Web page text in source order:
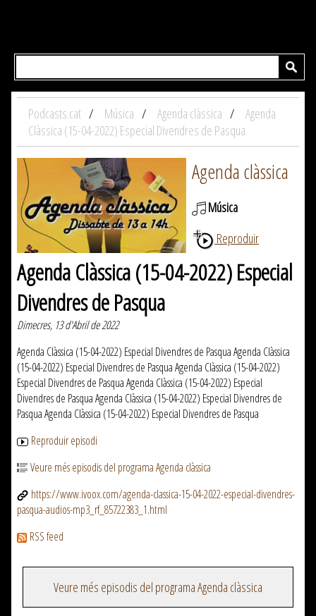
Podcasts.cat Música Agenda clàssica
Agenda
Clàssica (15-04-2022) Especial Divendres de Pasqua
Agenda clàssica
Música
Reproduir
Agenda Clàssica (15-04-2022) Especial
Divendres de Pasqua
Dimecres, 13 d'Abril de 2022
Agenda Clàssica (15-04-2022) Especial Divendres de Pasqua Agenda Clàssica
(15-04-2022) Especial Divendres de Pasqua Agenda Clàssica (15-04-2022)
Especial Divendres de Pasqua Agenda Clàssica (15-04-2022) Especial
Divendres de Pasqua Agenda Clàssica (15-04-2022) Especial Divendres de
Pasqua Agenda Clàssica (15-04-2022) Especial Divendres de Pasqua
Reproduir episodi
Veure més episodis del programa Agenda clàssica
https://www.ivoox.com/agenda-classica-15-04-2022-especial-divendres-
pasqua-audios-mp3_rf_85722383_1.html
RSS feed
Veure més episodis del programa Agenda clàssica